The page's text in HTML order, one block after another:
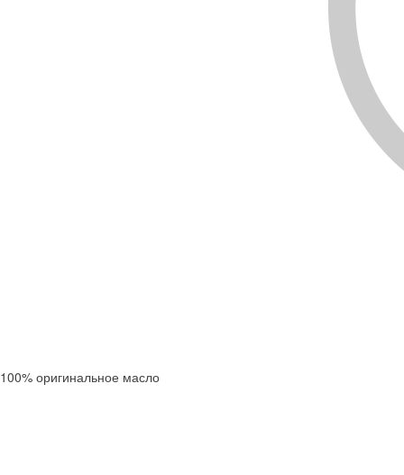
100% оригинальное масло